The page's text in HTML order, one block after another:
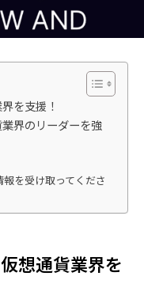
を支援！
界のリーダーを強
を受け取ってくださ
想通貨業界を